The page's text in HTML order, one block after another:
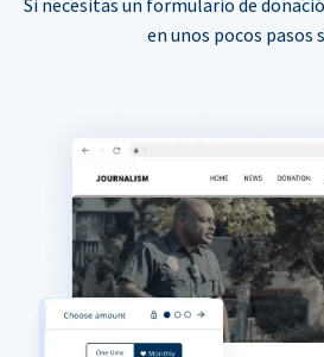
Si necesitas un formulario de
en unos pocos pasos